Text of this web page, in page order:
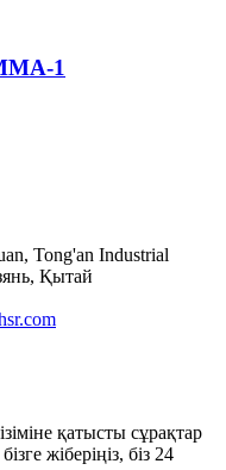
1
Tong'an Industrial
Қытай
қатысты сұрақтар
жіберіңіз, біз 24